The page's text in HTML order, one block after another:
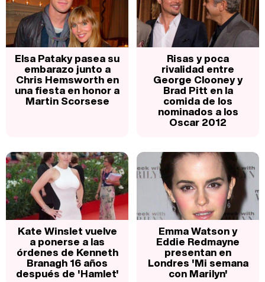
Elsa Pataky pasea su
embarazo junto a
Chris Hemsworth en
una fiesta en honor a
Martin Scorsese
Risas y poca
rivalidad entre
George Clooney y
Brad Pitt en la
comida de los
nominados a los
Oscar 2012
Kate Winslet vuelve
a ponerse a las
órdenes de Kenneth
Branagh 16 años
después de 'Hamlet'
Emma Watson y
Eddie Redmayne
presentan en
Londres 'Mi semana
con Marilyn'